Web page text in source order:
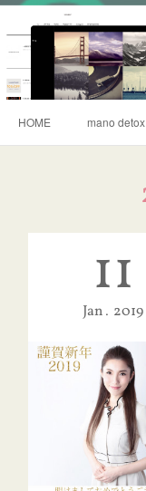
HOME mano detox
11
Jan 2019